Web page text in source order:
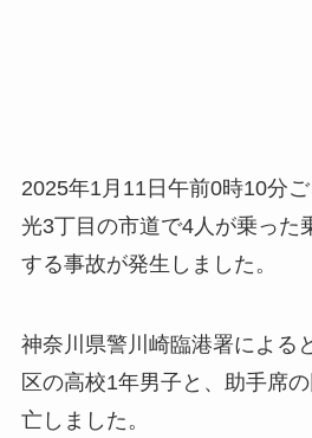
2025年1月 11日午前0時10分
光3丁目の市道で4人が乗った
する事故が発生しました。
神奈川県警川崎臨港署による
区の高校1年男子と、助手席
亡しました。